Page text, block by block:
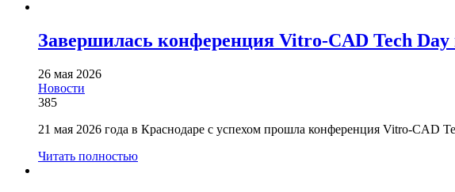
Завершилась конференция Vitro-CAD Tech Day
26 мая 2026
Новости
385
21 мая 2026 года в Краснодаре с успехом прошла конференция Vitro-
Читать полностью